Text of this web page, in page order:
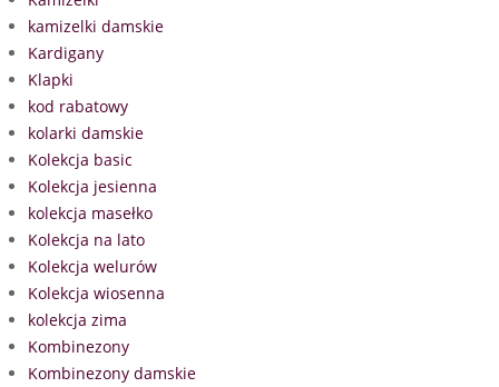
kamizelki damskie
Kardigany
Klapki
kod rabatowy
kolarki damskie
Kolekcja basic
Kolekcja jesienna
kolekcja masełko
Kolekcja na lato
Kolekcja welurów
Kolekcja wiosenna
kolekcja zima
Kombinezony
Kombinezony damskie